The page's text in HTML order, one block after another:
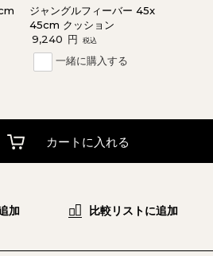
ジャングルフィーバー 45x
45cm クッション
9,240 円 税込
一緒に購入する
カートに入れる
加 比較リストに追加